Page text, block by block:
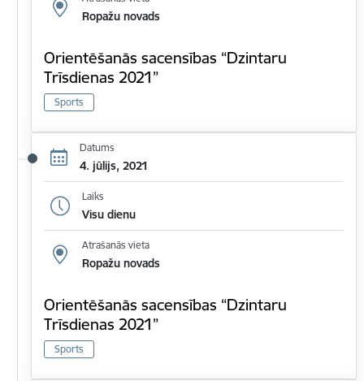
Ropažu novads
Orientēšanās sacensības “Dzintaru
Trīsdienas 2021”
Sports
Datums
4. jūlijs, 2021
Laiks
Visu dienu
Atrašanās vieta
Ropažu novads
Orientēšanās sacensības “Dzintaru
Trīsdienas 2021”
Sports